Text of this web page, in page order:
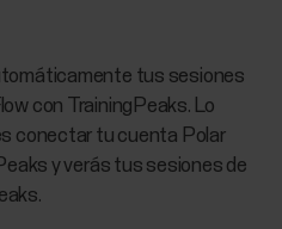
tus sesiones
con TrainingPeaks. Lo
conectar tu cuenta Polar
y verás tus sesiones de